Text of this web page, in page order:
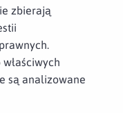
zbierają
są analizowane